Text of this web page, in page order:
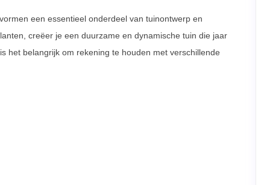
een essentieel onderdeel van tuinontwerp en
creëer je een duurzame en dynamische tuin die jaar
het belangrijk om rekening te houden met verschillende